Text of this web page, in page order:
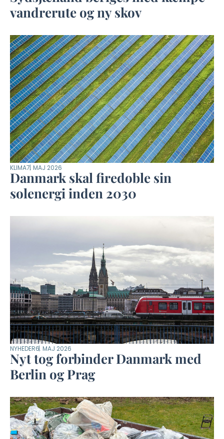
vandrerute og ny skov
KLIMA7. MAJ 2026
Danmark skal firedoble sin
solenergi inden 2030
NYHEDER6. MAJ 2026
Nyt tog forbinder Danmark med
Berlin og Prag